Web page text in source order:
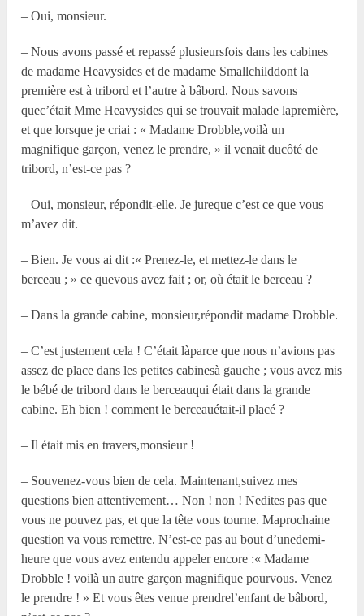
– Oui, monsieur.
– Nous avons passé et repassé plusieursfois dans les cabines
de madame Heavysides et de madame Smallchilddont la
première est à tribord et l’autre à bâbord. Nous savons
quec’était Mme Heavysides qui se trouvait malade lapremière,
et que lorsque je criai : « Madame Drobble,voilà un
magnifique garçon, venez le prendre, » il venait ducôté de
tribord, n’est-ce pas ?
– Oui, monsieur, répondit-elle. Je jureque c’est ce que vous
m’avez dit.
– Bien. Je vous ai dit :« Prenez-le, et mettez-le dans le
berceau ; » ce quevous avez fait ; or, où était le berceau ?
– Dans la grande cabine, monsieur,répondit madame Drobble.
– C’est justement cela ! C’était làparce que nous n’avions pas
assez de place dans les petites cabinesà gauche ; vous avez mis
le bébé de tribord dans le berceauqui était dans la grande
cabine. Eh bien ! comment le berceauétait-il placé ?
– Il était mis en travers,monsieur !
– Souvenez-vous bien de cela. Maintenant,suivez mes
questions bien attentivement… Non ! non ! Nedites pas que
vous ne pouvez pas, et que la tête vous tourne. Maprochaine
question va vous remettre. N’est-ce pas au bout d’unedemi-
heure que vous avez entendu appeler encore :« Madame
Drobble ! voilà un autre garçon magnifique pourvous. Venez
le prendre ! » Et vous êtes venue prendrel’enfant de bâbord,